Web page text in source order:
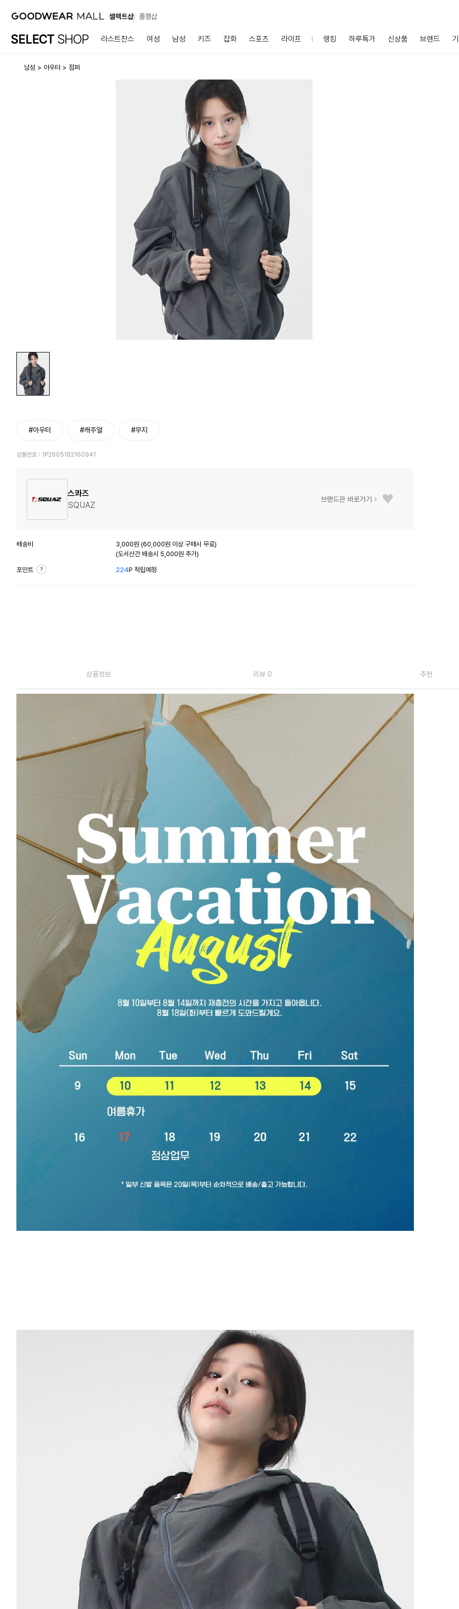
셀렉트샵 폴햄샵
라스트찬스 여성 남성 키즈 잡화 스포츠 라이프 랭킹 하루특가 신상품 브랜드
남성 아우터 점퍼
#아우터 #캐주얼 #무지
상품번호 : 1P2605182160941
스콰즈
SQUAZ
브랜드관 바로가기
배송비
3,000원 (60,000원 이상 구매시 무료)
(도서산간 배송시 5,000원 추가)
포인트 224P 적립예정
상품정보 리뷰 0 추천